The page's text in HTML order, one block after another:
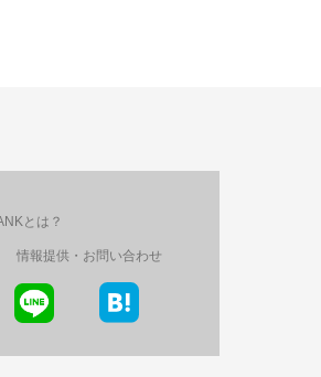
とは？
情報提供・お問い合わせ